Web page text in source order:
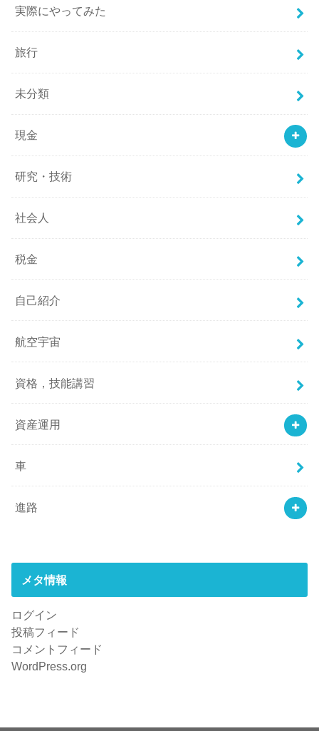
実際にやってみた
旅行
未分類
現金
研究・技術
社会人
税金
自己紹介
航空宇宙
資格，技能講習
資産運用
車
進路
メタ情報
ログイン
投稿フィード
コメントフィード
WordPress.org